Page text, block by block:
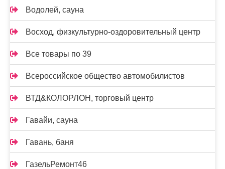
Водолей, сауна
Восход, физкультурно-оздоровительный центр
Все товары по 39
Всероссийское общество автомобилистов
ВТД&КОЛОРЛОН, торговый центр
Гавайи, сауна
Гавань, баня
ГазельРемонт46